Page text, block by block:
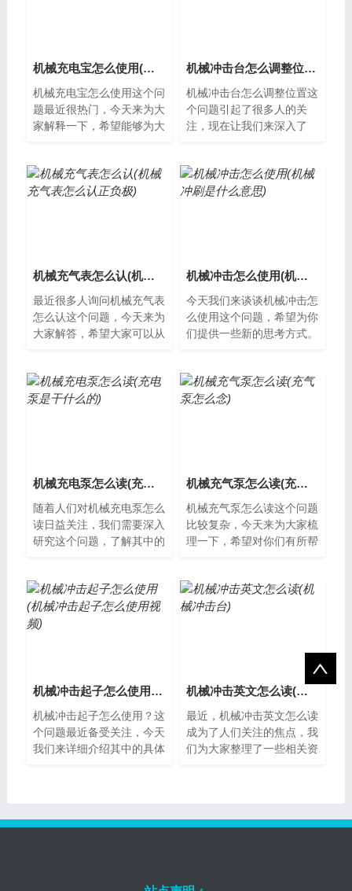
机械充电宝怎么使用(机器人充电宝)
机械充电宝怎么使用这个问
题最近很热门，今天来为大
家解释一下，希望能够为大
充电宝是...
机械冲击台怎么调整位置(机械冲击参数)
机械冲击台怎么调整位置这
个问题引起了很多人的关
注，现在让我们来深入了
常用的机械设备...
机械充气表怎么认(机械充气表怎么认正负极)
最近很多人询问机械充气表
怎么认这个问题，今天来为
大家解答，希望大家可以从
一种用于测...
机械冲击怎么使用(机械冲刷是什么意思)
今天我们来谈谈机械冲击怎
么使用这个问题，希望为你
们提供一些新的思考方式。
打破或分离...
机械充电泵怎么读(充电泵是干什么的)
随着人们对机械充电泵怎么
读日益关注，我们需要深入
研究这个问题，了解其中的
给柴油机供...
机械充气泵怎么读(充气泵怎么念)
机械充气泵怎么读这个问题
比较复杂，今天来为大家梳
理一下，希望对你们有所帮
机械操作，...
机械冲击起子怎么使用(机械冲击起子怎么使用视频)
机械冲击起子怎么使用？这
个问题最近备受关注，今天
我们来详细介绍其中的具体
机械冲击英文怎么读(机械冲击台)
最近，机械冲击英文怎么读
成为了人们关注的焦点，我
们为大家整理了一些相关资